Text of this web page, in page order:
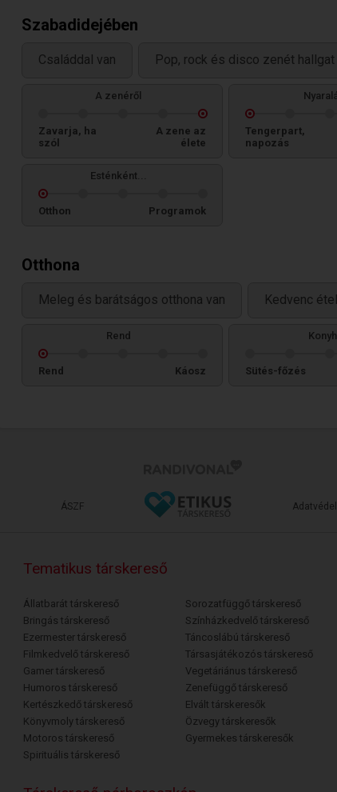
Szabadidejében
Családdal van Pop, rock és disco zenét hallgat
A zenéről
Zavarja, ha
szól
A zene az
élete
Tengerpart,
napozás
Esténként...
Otthon Programok
Otthona
Meleg és barátságos otthona van Kedvenc
Rend
Rend Káosz Sütés-főzés
ÁSZF
Tematikus társkereső
Állatbarát társkereső
Bringás társkereső
Ezermester társkereső
Filmkedvelő társkereső
Gamer társkereső
Humoros társkereső
Kertészkedő társkereső
Könyvmoly társkereső
Motoros társkereső
Spirituális társkereső
Sorozatfüggő társkereső
Színházkedvelő társkereső
Táncoslábú társkereső
Társasjátékozós társkereső
Vegetáriánus társkereső
Zenefüggő társkereső
Elvált társkeresők
Özvegy társkeresők
Gyermekes társkeresők